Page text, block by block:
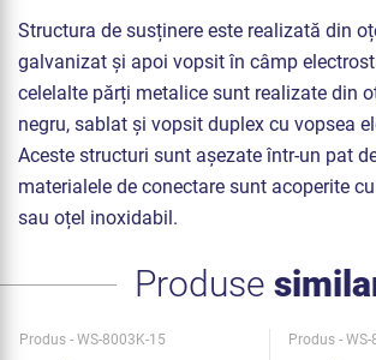
Structura de susținere este realizată din
galvanizat și apoi vopsit în câmp
celelalte părți metalice sunt realizate din
negru, sablat și vopsit duplex cu vopsea
Aceste structuri sunt așezate într-un pat
materialele de conectare sunt acoperite
sau oțel inoxidabil.
Produse
Produs - WS-8003K-15 Produs -